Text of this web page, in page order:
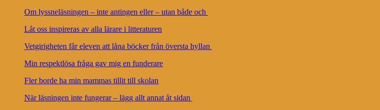
Om lyssneläsningen – inte antingen eller – utan både och
Låt oss inspireras av alla lärare i litteraturen
Vetgirigheten får eleven att låna böcker från översta hyllan
Min respektlösa fråga gav mig en funderare
Fler borde ha min mammas tillit till skolan
När läsningen inte fungerar – lägg allt annat åt sidan